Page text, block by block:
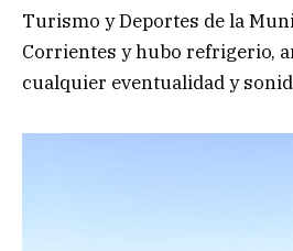
Turismo y Deportes de la
Corrientes y hubo refrigerio,
cualquier eventualidad y